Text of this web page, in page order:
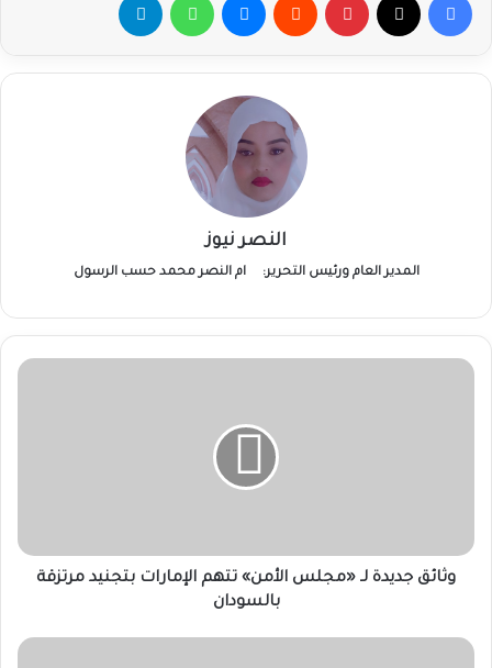
النصر نيوز
المدير العام ورئيس التحرير: ام النصر محمد حسب الرسول
وثائق
مرتزقة
بالسودان
وثائق جديدة لـ «مجلس الأمن» تتهم الإمارات بتجنيد مرتزقة
بالسودان
“كباشي”